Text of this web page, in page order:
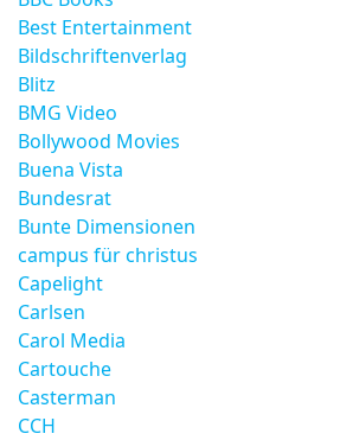
Best Entertainment
Bildschriftenverlag
Blitz
BMG Video
Bollywood Movies
Buena Vista
Bundesrat
Bunte Dimensionen
campus für christus
Capelight
Carlsen
Carol Media
Cartouche
Casterman
CCH